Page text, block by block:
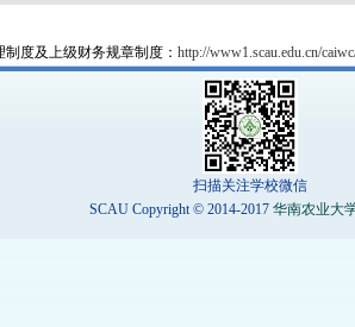
度及上级财务规章制度： http://www1.scau.edu.cn/
扫描关注学校微信
SCAU Copyright © 2014-2017 华南农业大